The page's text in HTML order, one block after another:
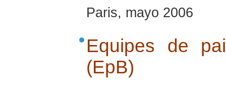
Paris, mayo 2006
Equipes de
(EpB)